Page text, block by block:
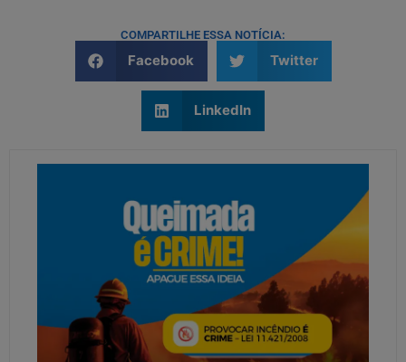
COMPARTILHE ESSA NOTÍCIA:
Facebook Twitter
LinkedIn